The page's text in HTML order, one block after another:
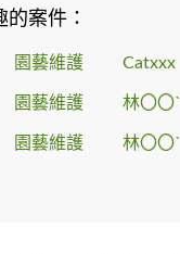
案件：
園藝維護 Catxxx
園藝維護 林〇〇`
園藝維護 林〇〇`